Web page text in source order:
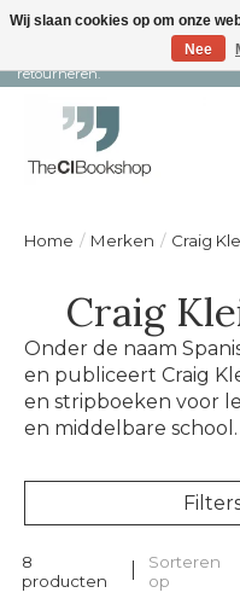
Snelle levering en persoonlijke
retourneren.
Home / Merken / Craig
Craig
Onder de naam
en publiceert Craig
en stripboeken voor
en middelbare school.
8
producten
Sorteren
op
Wij slaan cookies op om onze
Nee